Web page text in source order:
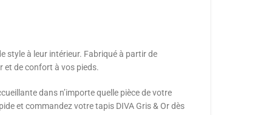
style à leur intérieur. Fabriqué à partir de
et de confort à vos pieds.
dans n’importe quelle pièce de votre
et commandez votre tapis DIVA Gris & Or dès